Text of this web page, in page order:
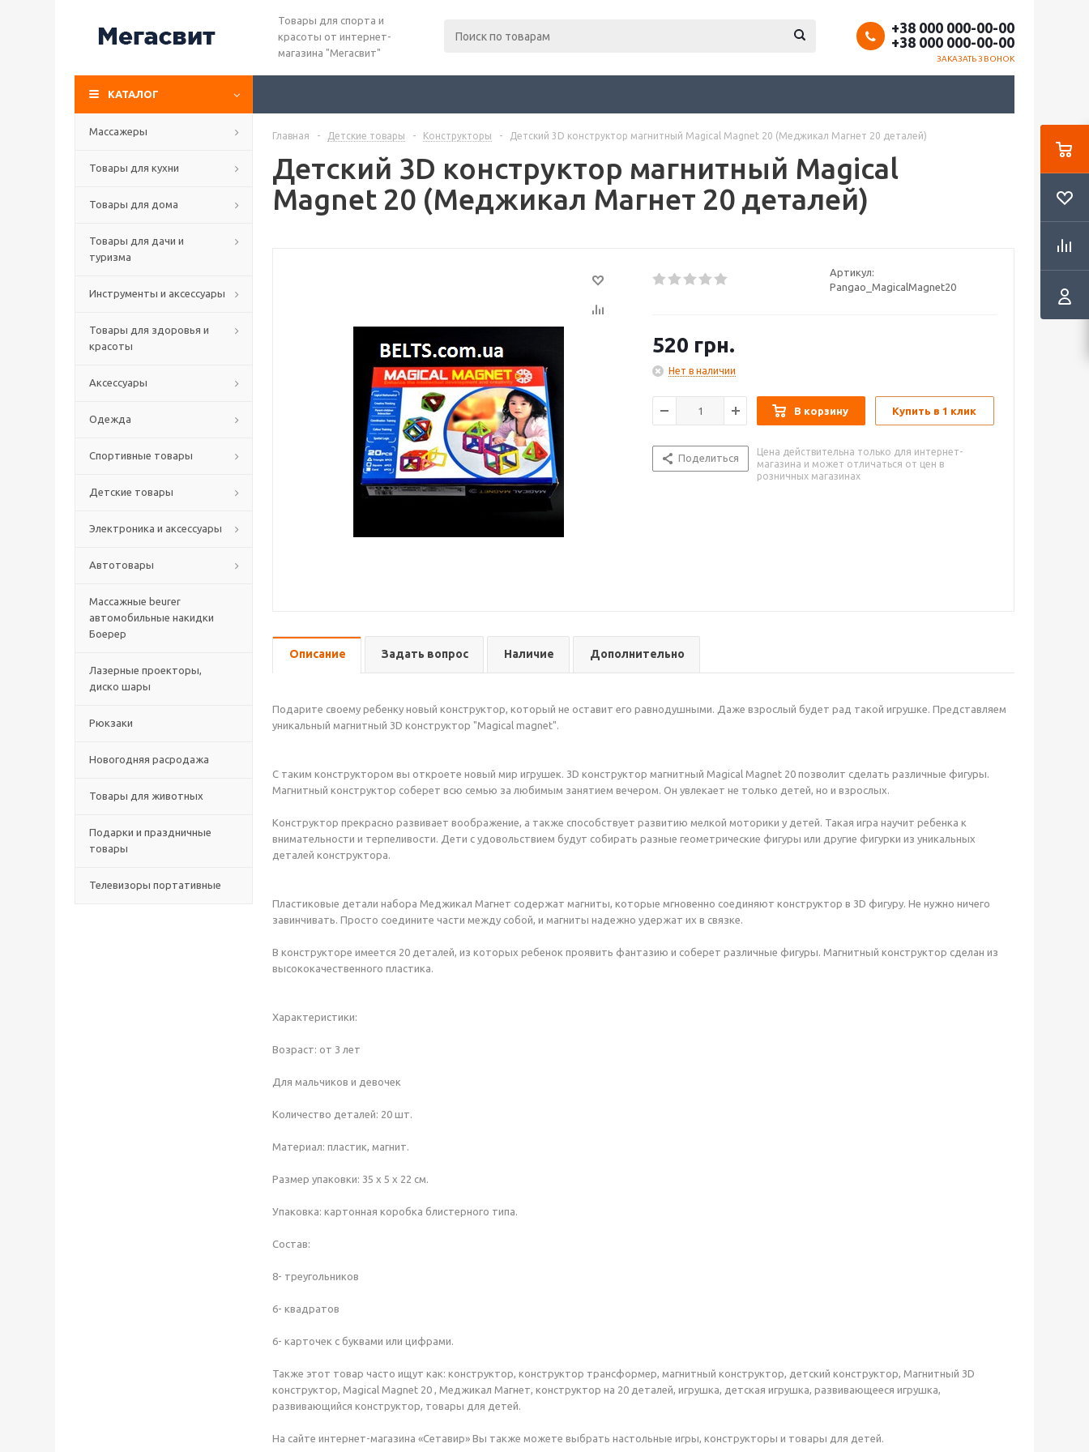
Товары для спорта и
красоты от интернет-
магазина "Мегасвит"
+38 000 000-00-00
+38 000 000-00-00
ЗАКАЗАТЬ ЗВОНОК
КАТАЛОГ
Массажеры
Товары для кухни
Товары для дома
Товары для дачи и
туризма
Инструменты и аксессуары
Товары для здоровья и
красоты
Аксессуары
Одежда
Спортивные товары
Детские товары
Электроника и аксессуары
Автотовары
Массажные beurer
автомобильные накидки
Боерер
Лазерные проекторы,
диско шары
Рюкзаки
Новогодняя расродажа
Товары для животных
Подарки и праздничные
товары
Телевизоры портативные
Главная - Детские товары - Конструкторы - Детский 3D конструктор магнитный Magical Magnet 20 (Меджикал Магнет 20 деталей)
Детский 3D конструктор магнитный Magical
Magnet 20 (Меджикал Магнет 20 деталей)
Артикул:
Pangao_MagicalMagnet20
520 грн.
Нет в наличии
В корзину Купить в 1 клик
Поделиться
Цена действительна только для интернет-
магазина и может отличаться от цен в
розничных магазинах
Описание Задать вопрос Наличие Дополнительно
Подарите своему ребенку новый конструктор, который не оставит его равнодушными. Даже взрослый будет рад такой игрушке. Представляем
уникальный магнитный 3D конструктор "Magical magnet".
С таким конструктором вы откроете новый мир игрушек. 3D конструктор магнитный Magical Magnet 20 позволит сделать различные фигуры.
Магнитный конструктор соберет всю семью за любимым занятием вечером. Он увлекает не только детей, но и взрослых.
Конструктор прекрасно развивает воображение, а также способствует развитию мелкой моторики у детей. Такая игра научит ребенка к
внимательности и терпеливости. Дети с удовольствием будут собирать разные геометрические фигуры или другие фигурки из уникальных
деталей конструктора.
Пластиковые детали набора Меджикал Магнет содержат магниты, которые мгновенно соединяют конструктор в 3D фигуру. Не нужно ничего
завинчивать. Просто соедините части между собой, и магниты надежно удержат их в связке.
В конструкторе имеется 20 деталей, из которых ребенок проявить фантазию и соберет различные фигуры. Магнитный конструктор сделан из
высококачественного пластика.
Характеристики:
Возраст: от 3 лет
Для мальчиков и девочек
Количество деталей: 20 шт.
Материал: пластик, магнит.
Размер упаковки: 35 x 5 x 22 см.
Упаковка: картонная коробка блистерного типа.
Состав:
8- треугольников
6- квадратов
6- карточек с буквами или цифрами.
Также этот товар часто ищут как: конструктор, конструктор трансформер, магнитный конструктор, детский конструктор, Магнитный 3D
конструктор, Magical Magnet 20 , Меджикал Магнет, конструктор на 20 деталей, игрушка, детская игрушка, развивающееся игрушка,
развивающийся конструктор, товары для детей.
На сайте интернет-магазина «Сетавир» Вы также можете выбрать настольные игры, конструкторы и товары для детей.